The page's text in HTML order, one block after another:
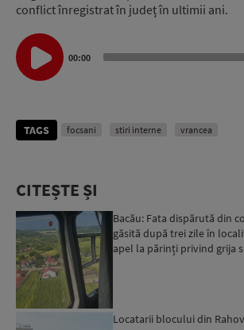
conflict înregistrat în județ în ultimii ani.
Audio
Player
00:00
TAGS focsani stiri interne vrancea
CITEȘTE ȘI
Bacău: Fata dispărută din
găsită după trei zile în
apel la părinți privind grija
Locatarii blocului din